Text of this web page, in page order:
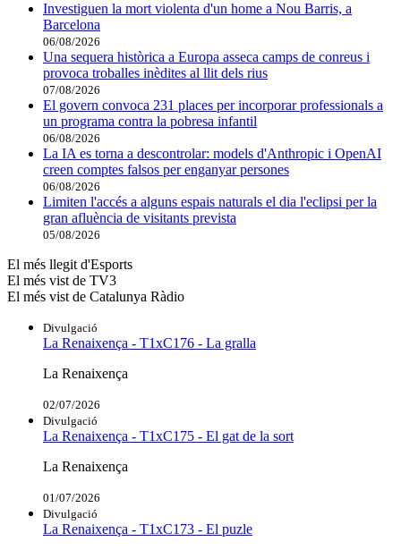
Investiguen la mort violenta d'un home a Nou Barris, a
Barcelona
06/08/2026
Una sequera històrica a Europa asseca camps de conreus i
provoca troballes inèdites al llit dels rius
07/08/2026
El govern convoca 231 places per incorporar professionals a
un programa contra la pobresa infantil
06/08/2026
La IA es torna a descontrolar: models d'Anthropic i OpenAI
creen comptes falsos per enganyar persones
06/08/2026
Limiten l'accés a alguns espais naturals el dia l'eclipsi per la
gran afluència de visitants prevista
05/08/2026
El més llegit d'Esports
El més vist de TV3
El més vist de Catalunya Ràdio
Divulgació
La Renaixença - T1xC176 - La gralla
La Renaixença
02/07/2026
Divulgació
La Renaixença - T1xC175 - El gat de la sort
La Renaixença
01/07/2026
Divulgació
La Renaixença - T1xC173 - El puzle